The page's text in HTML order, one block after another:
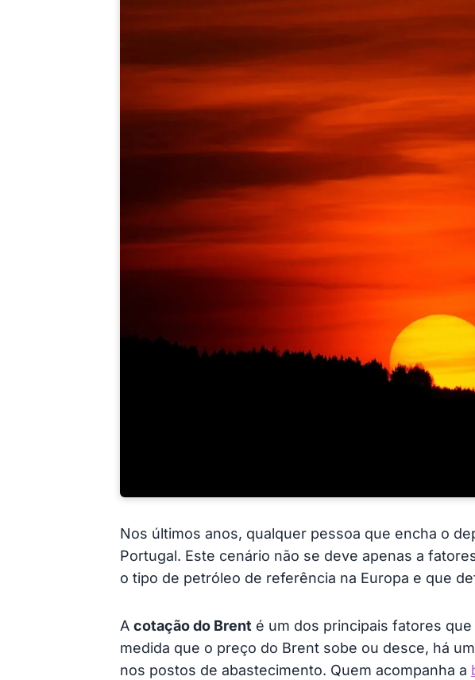
Nos últimos anos, qualquer pessoa que encha o
Portugal. Este cenário não se deve apenas a
o tipo de petróleo de referência na Europa e que
A cotação do Brent é um dos principais fatores
medida que o preço do Brent sobe ou desce, há
nos postos de abastecimento. Quem acompanha a